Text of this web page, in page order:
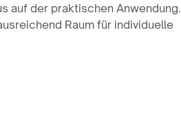
auf der praktischen Anwendung.
Raum für individuelle